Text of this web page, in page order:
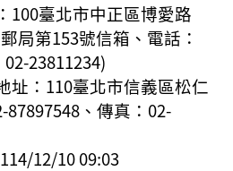
100臺北市中正區博愛路
局第153號信箱、電話：
23811234)
址：110臺北市信義區松仁
、傳真：02-
114/12/10 09:03